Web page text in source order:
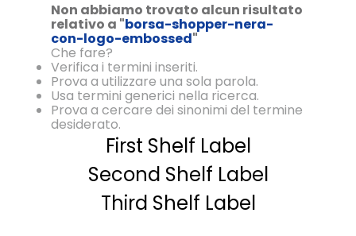
Non abbiamo trovato alcun risultato
relativo a "borsa-shopper-nera-
con-logo-embossed"
Che fare?
Verifica i termini inseriti.
Prova a utilizzare una sola parola.
Usa termini generici nella ricerca.
Prova a cercare dei sinonimi del termine
desiderato.
First Shelf Label
Second Shelf Label
Third Shelf Label